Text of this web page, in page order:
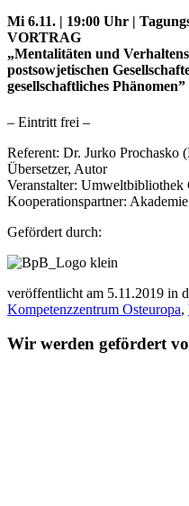
Mi 6.11. | 19:00 Uhr |
VORTRAG
„Mentalitäten und
postsowjetischen
gesellschaftliches Phänomen”
– Eintritt frei –
Referent: Dr. Jurko Prochasko
Übersetzer, Autor
Veranstalter:
Kooperationspartner:
Gefördert durch:
veröffentlicht am 5.11.2019 in
Kompetenzzentrum Osteuropa,
Wir werden gefördert